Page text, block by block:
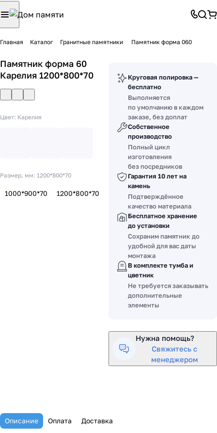
Главная Каталог Гранитные памятники Памятник форма 060
Памятник форма 60
Карелия 1200*800*70
Цвет: Карелия
Размер, мм: 1200*800*70
1000*900*70 1200*800*70
Круговая полировка —
бесплатно
Выполняется
по умолчанию в каждом
заказе, без доплат
Собственное
производство
Полный цикл
изготовления
без посредников
Гарантия 10 лет на
камень
Подтверждённое
качество материала
Бесплатное хранение
до установки
Сохраним памятник до
удобной для вас даты
монтажа
В комплекте тумба и
цветник
Не требуется заказывать
дополнительные
элементы
Нужна помощь?
Свяжитесь с
менеджером
Описание Оплата Доставка